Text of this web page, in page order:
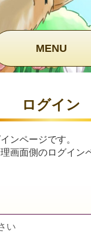
MENU
ログイン
ンページです。
画面側のログイン